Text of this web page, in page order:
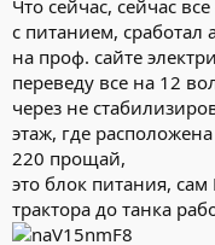
Что сейчас, сейчас
с питанием, сработал
на проф. сайте
переведу все на 12
через не
этаж, где
220 прощай,
это блок питания,
трактора до танка